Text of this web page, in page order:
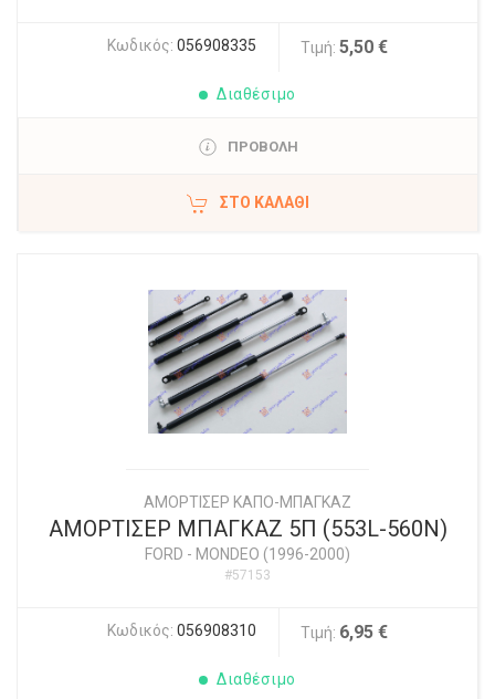
Κωδικός: 056908335 Τιμή: 5,50 €
Διαθέσιμο
ΠΡΟΒΟΛΗ
ΣΤΟ ΚΑΛΆΘΙ
ΑΜΟΡΤΙΣΕΡ ΚΑΠΟ-ΜΠΑΓΚΑΖ
ΑΜΟΡΤΙΣΕΡ ΜΠΑΓΚΑΖ 5Π (553L-560N)
FORD - MONDEO (1996-2000)
#57153
Κωδικός: 056908310 Τιμή: 6,95 €
Διαθέσιμο